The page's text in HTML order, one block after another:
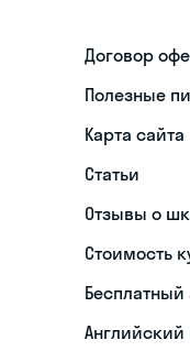
Договор
Полезные
Карта сайта
Статьи
Отзывы о
Стоимость
Английский